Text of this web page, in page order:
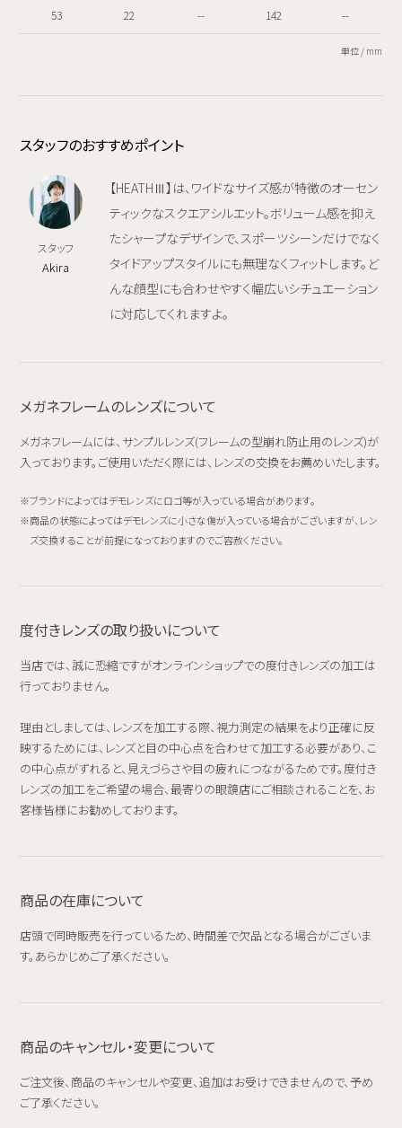
53 22 -- 142 --
単位 / mm
スタッフのおすすめポイント
スタッフ
Akira
【HEATHⅢ】は、ワイドなサイズ感が特徴のオーセン
ティックなスクエアシルエット。ボリューム感を抑え
たシャープなデザインで、スポーツシーンだけでなく
タイドアップスタイルにも無理なくフィットします。ど
んな顔型にも合わせやすく幅広いシチュエーション
に対応してくれますよ。
メガネフレームのレンズについて
メガネフレームには、サンプルレンズ(フレームの型崩れ防止用のレンズ)が
入っております。ご使用いただく際には、レンズの交換をお薦めいたします。
ブランドによってはデモレンズにロゴ等が入っている場合があります。
商品の状態によってはデモレンズに小さな傷が入っている場合がございますが、レン
ズ交換することが前提になっておりますのでご容赦ください。
度付きレンズの取り扱いについて
当店では、誠に恐縮ですがオンラインショップでの度付きレンズの加工は
行っておりません。
理由としましては、レンズを加工する際、視力測定の結果をより正確に反
映するためには、レンズと目の中心点を合わせて加工する必要があり、こ
の中心点がずれると、見えづらさや目の疲れにつながるためです。度付き
レンズの加工をご希望の場合、最寄りの眼鏡店にご相談されることを、お
客様皆様にお勧めしております。
商品の在庫について
店頭で同時販売を行っているため、時間差で欠品となる場合がございま
す。あらかじめご了承ください。
商品のキャンセル・変更について
ご注文後、商品のキャンセルや変更、追加はお受けできませんので、予め
ご了承ください。